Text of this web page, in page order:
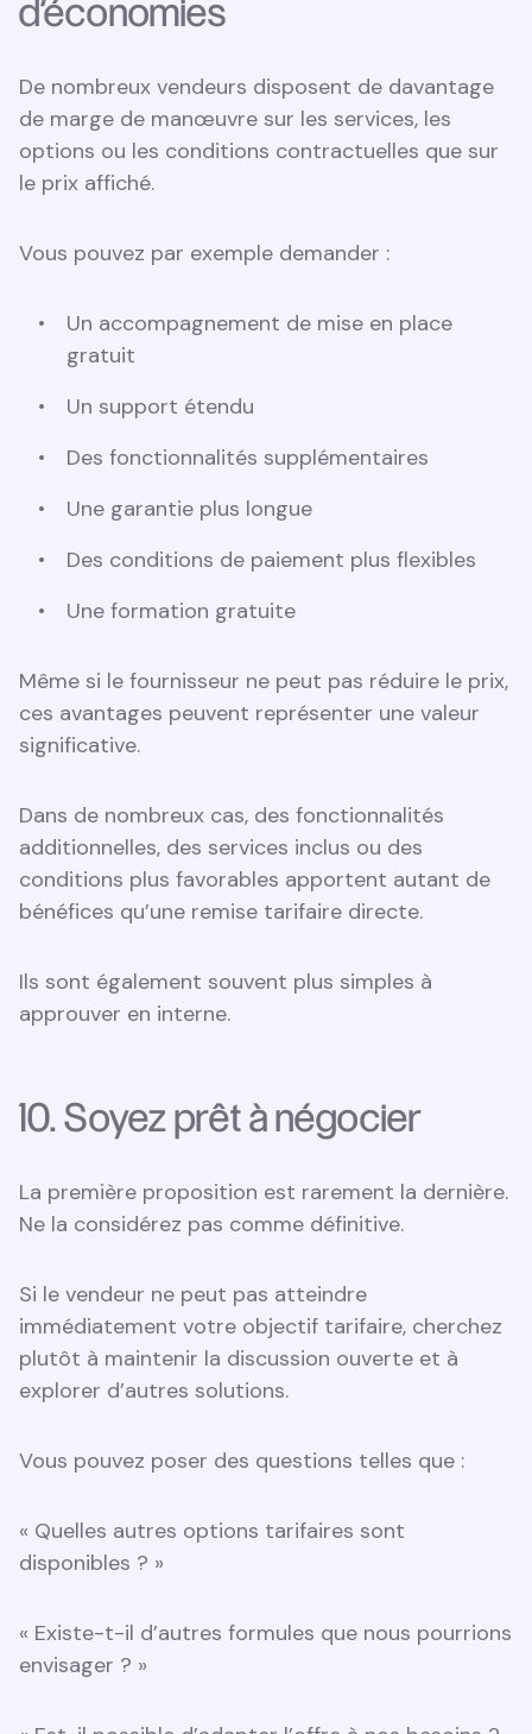
d’économies
De nombreux vendeurs disposent de davantage
de marge de manœuvre sur les services, les
options ou les conditions contractuelles que sur
le prix affiché.
Vous pouvez par exemple demander :
Un accompagnement de mise en place
gratuit
Un support étendu
Des fonctionnalités supplémentaires
Une garantie plus longue
Des conditions de paiement plus flexibles
Une formation gratuite
Même si le fournisseur ne peut pas réduire le prix,
ces avantages peuvent représenter une valeur
significative.
Dans de nombreux cas, des fonctionnalités
additionnelles, des services inclus ou des
conditions plus favorables apportent autant de
bénéfices qu’une remise tarifaire directe.
Ils sont également souvent plus simples à
approuver en interne.
10. Soyez prêt à négocier
La première proposition est rarement la dernière.
Ne la considérez pas comme définitive.
Si le vendeur ne peut pas atteindre
immédiatement votre objectif tarifaire, cherchez
plutôt à maintenir la discussion ouverte et à
explorer d’autres solutions.
Vous pouvez poser des questions telles que :
« Quelles autres options tarifaires sont
disponibles ? »
« Existe-t-il d’autres formules que nous pourrions
envisager ? »